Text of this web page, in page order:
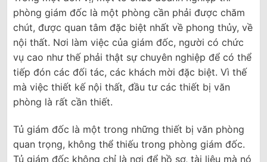
phòng giám đốc là một phòng cần phải được chăm
chút, được quan tâm đặc biệt nhất về phong thủy, về
nội thất. Nơi làm việc của giám đốc, người có chức
vụ cao như thế phải thật sự chuyên nghiệp để có thể
tiếp đón các đối tác, các khách mời đặc biệt. Vì thế
mà việc thiết kế nội thất, đầu tư các thiết bị văn
phòng là rất cần thiết.
Tủ giám đốc là một trong những thiết bị văn phòng
quan trọng, không thể thiếu trong phòng giám đốc.
Tủ giám đốc không chỉ là nơi để hồ sơ, tài liệu mà nó